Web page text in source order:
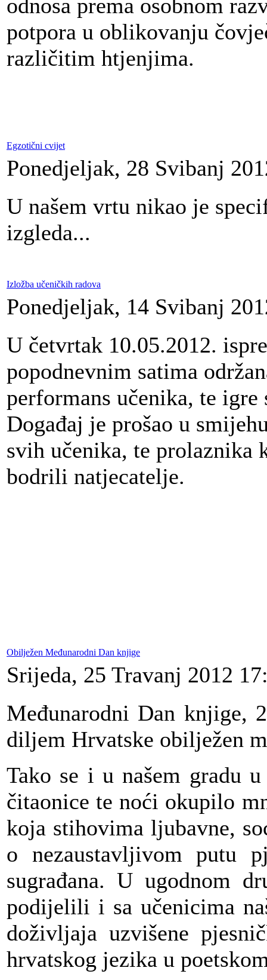
odnosa prema osobnom
potpora u oblikovanju
različitim htjenjima.
Egzotični cvijet
Ponedjeljak, 28 Svibanj
U našem vrtu nikao je
izgleda...
Izložba učeničkih radova
Ponedjeljak, 14 Svibanj
U četvrtak 10.05.2012.
popodnevnim satima
performans učenika, te
Događaj je prošao u
svih učenika, te
bodrili natjecatelje.
Obilježen Međunarodni Dan knjige
Srijeda, 25 Travanj 2012
Međunarodni Dan knjige,
diljem Hrvatske obilježen
Tako se i u našem gradu
čitaonice te noći okupilo
koja stihovima ljubavne,
o nezaustavljivom putu
sugrađana. U ugodnom
podijelili i sa učenicima
doživljaja uzvišene
hrvatskog jezika u